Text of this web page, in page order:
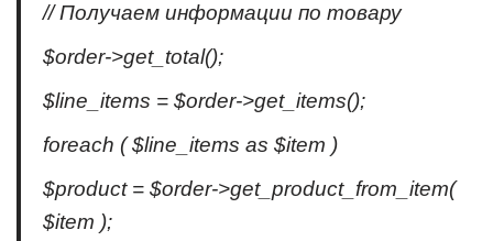
// Получаем информации по товару
$order->get_total();
$line_items = $order->get_items();
foreach ( $line_items as $item )
$product = $order->get_product_from_item(
$item );